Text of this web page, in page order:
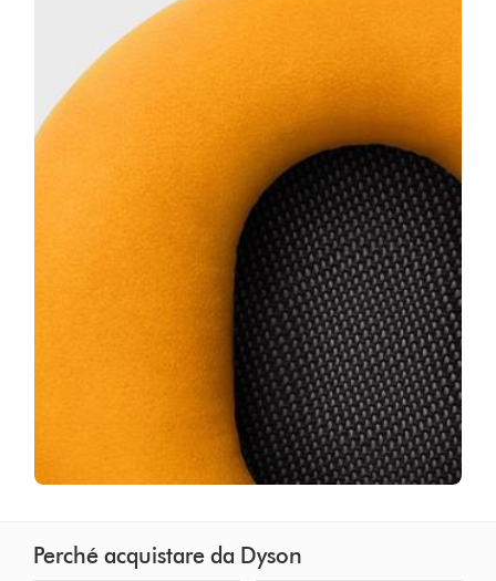
Perché acquistare da Dyson